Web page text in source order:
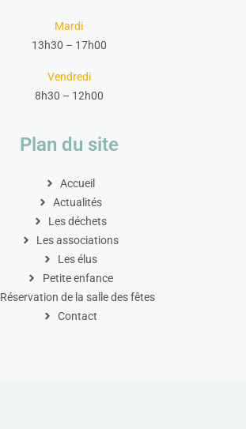
Mardi
13h30 – 17h00
Vendredi
8h30 – 12h00
Plan du site
Accueil
Actualités
Les déchets
Les associations
Les élus
Petite enfance
Réservation de la salle des fêtes
Contact